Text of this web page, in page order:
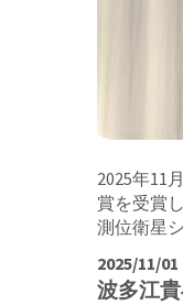
2025年11
賞を受賞
測位衛星
2025/11/01
波多江